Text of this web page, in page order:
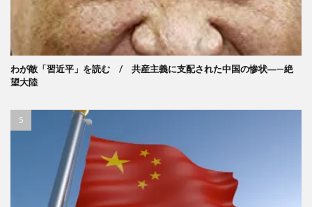
わが敵「習近平」を読む / 共産主義に支配された中国の惨状―—絶
望大陸